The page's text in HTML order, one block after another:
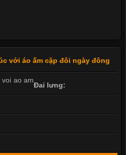
với áo ấm cặp đôi ngày đông
Đai lưng: